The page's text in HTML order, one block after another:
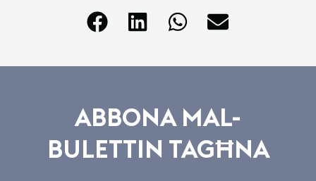
ABBONA MAL-
BULETTIN TAGĦNA